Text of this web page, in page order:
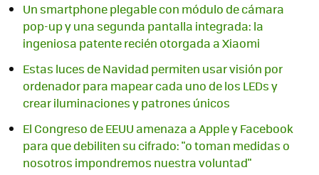
Un smartphone plegable con módulo de cámara
pop-up y una segunda pantalla integrada: la
ingeniosa patente recién otorgada a Xiaomi
Estas luces de Navidad permiten usar visión por
ordenador para mapear cada uno de los LEDs y
crear iluminaciones y patrones únicos
El Congreso de EEUU amenaza a Apple y Facebook
para que debiliten su cifrado: "o toman medidas o
nosotros impondremos nuestra voluntad"